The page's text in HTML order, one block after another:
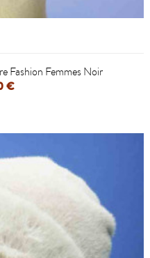
Fashion Femmes Noir
€